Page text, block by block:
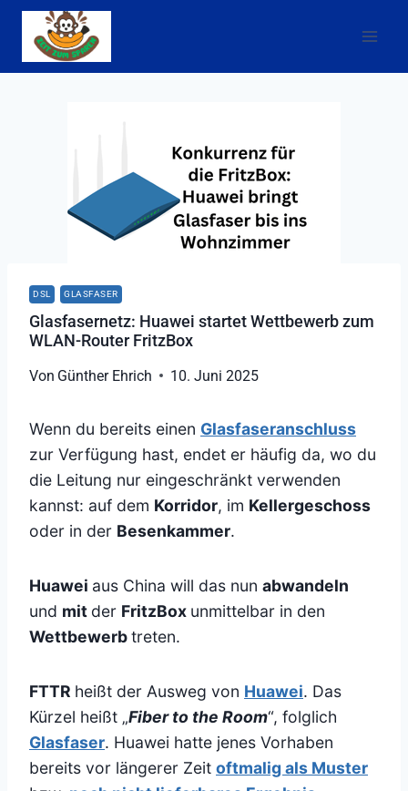
Zum
Inhalt
springen
DSL GLASFASER
Glasfasernetz: Huawei startet Wettbewerb zum
WLAN-Router FritzBox
Von Günther Ehrich 10. Juni 2025
Wenn du bereits einen Glasfaseranschluss
zur Verfügung hast, endet er häufig da, wo du
die Leitung nur eingeschränkt verwenden
kannst: auf dem Korridor, im Kellergeschoss
oder in der Besenkammer.
Huawei aus China will das nun abwandeln
und mit der FritzBox unmittelbar in den
Wettbewerbtreten.
FTTR heißt der Ausweg von Huawei. Das
Kürzel heißt „Fiber to the Room“, folglich
Glasfaser. Huawei hatte jenes Vorhaben
bereits vor längerer Zeit oftmalig als Muster